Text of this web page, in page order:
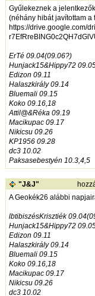
Gyűlekeznek a
(néhány hibát javítottam a
https://drive.google.com/
ErTé 09.04(09.06?)
Hunjack15&Hippy72
Edizon 09.11
Halaszkirály 09.14
Bluemali 09.15
Koko 09.16,18
Attil@&Réka 09.19
Macikupac 09.17
Nikicsu 09.26
KP1956 09.28
dc3 10.02
Paksasebestyén 10.3,4,5
"J&J"
A Geokék26 alábbi
lbtibiszésKrisztiék
Hunjack15&Hippy72
Edizon 09.11
Halaszkirály 09.14
Bluemali 09.15
Koko 09.16,18
Macikupac 09.17
Nikicsu 09.26
dc3 10.02